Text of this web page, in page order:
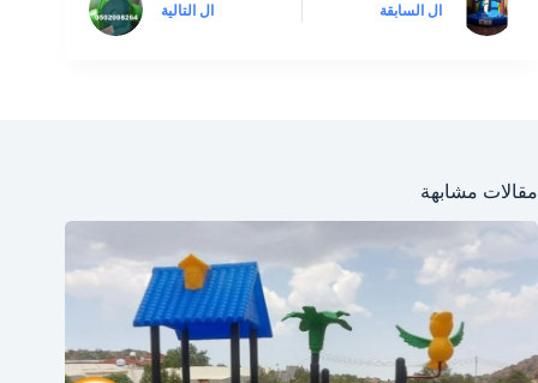
ال السابقة ال التالية
مقالات مشابهة